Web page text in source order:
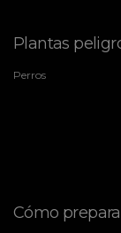
Plantas
Perros
Cómo